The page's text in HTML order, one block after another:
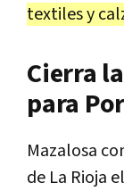
textiles y
Cierra
para
Mazalosa
de La Rioja